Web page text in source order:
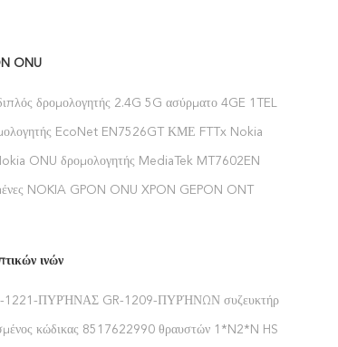
ONU
δρομολογητής 2.4G 5G ασύρματο 4GE 1TEL
EcoNet EN7526GT ΚΜΕ FTTx Nokia
λάμψης 128MB
ONU δρομολογητής MediaTek MT7602EN
NOKIA GPON ONU XPON GEPON ONT
ινών
1221-ΠΥΡΉΝΑΣ GR-1209-ΠΥΡΉΝΩΝ συζευκτήρων
κώδικας 8517622990 θραυστών 1*N2*N HS